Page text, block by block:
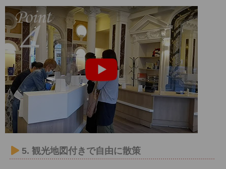
5. 観光地図付きで自由に散策